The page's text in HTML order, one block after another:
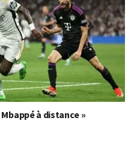
à distance »